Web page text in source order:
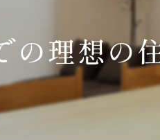
の理想の